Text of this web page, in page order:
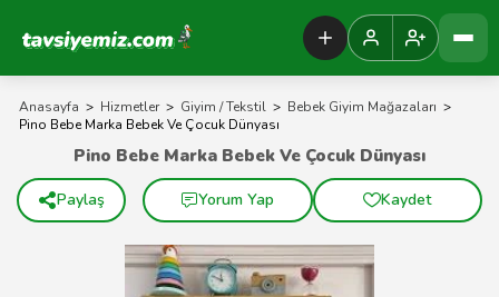
Tavsiyemiz Anasayfa
Anasayfa > Hizmetler > Giyim / Tekstil > Bebek Giyim Mağazaları >
Pino Bebe Marka Bebek Ve Çocuk Dünyası
Pino Bebe Marka Bebek Ve Çocuk Dünyası
Paylaş Yorum Yap Kaydet